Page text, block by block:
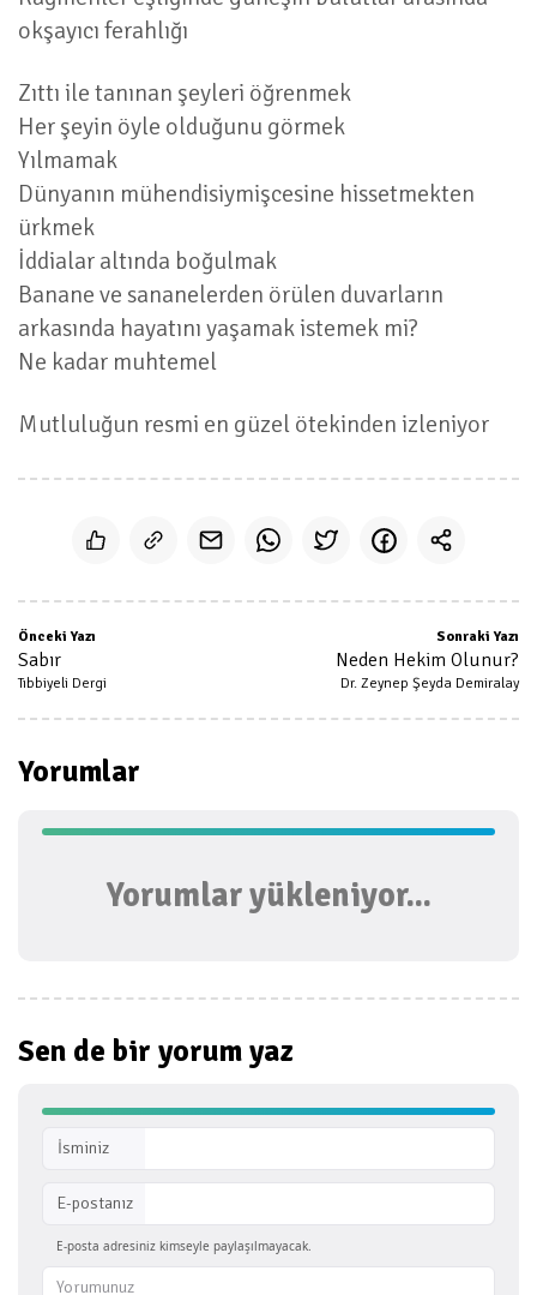
okşayıcı ferahlığı
Zıttı ile tanınan şeyleri öğrenmek
Her şeyin öyle olduğunu görmek
Yılmamak
Dünyanın mühendisiymişcesine hissetmekten
ürkmek
İddialar altında boğulmak
Banane ve sananelerden örülen duvarların
arkasında hayatını yaşamak istemek mi?
Ne kadar muhtemel
Mutluluğun resmi en güzel ötekinden izleniyor
Önceki Yazı
Sabır
Tıbbiyeli Dergi
Sonraki Yazı
Neden Hekim Olunur?
Dr. Zeynep Şeyda Demiralay
Yorumlar
Yorumlar yükleniyor...
Sen de bir yorum yaz
İsminiz
E-postanız
E-posta adresiniz kimseyle paylaşılmayacak.